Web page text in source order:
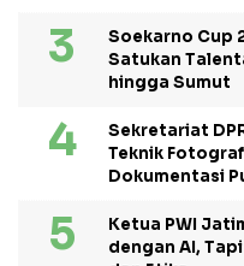
Soekarno Cup
Satukan
hingga Sumut
Sekretariat
Teknik
Dokumentasi
Ketua PWI
dengan AI,